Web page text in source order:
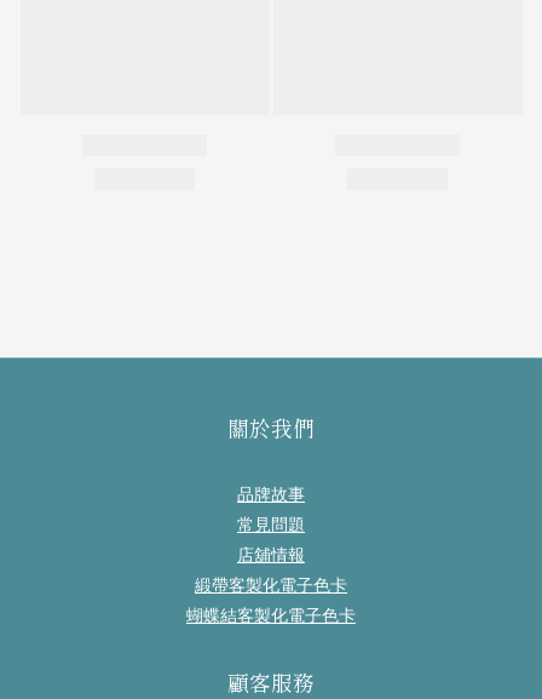
關於我們
品牌故事
常見問題
店舖情報
緞帶客製化電子色卡
蝴蝶結客製化電子色卡
顧客服務